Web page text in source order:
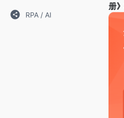
RPA / AI
册》